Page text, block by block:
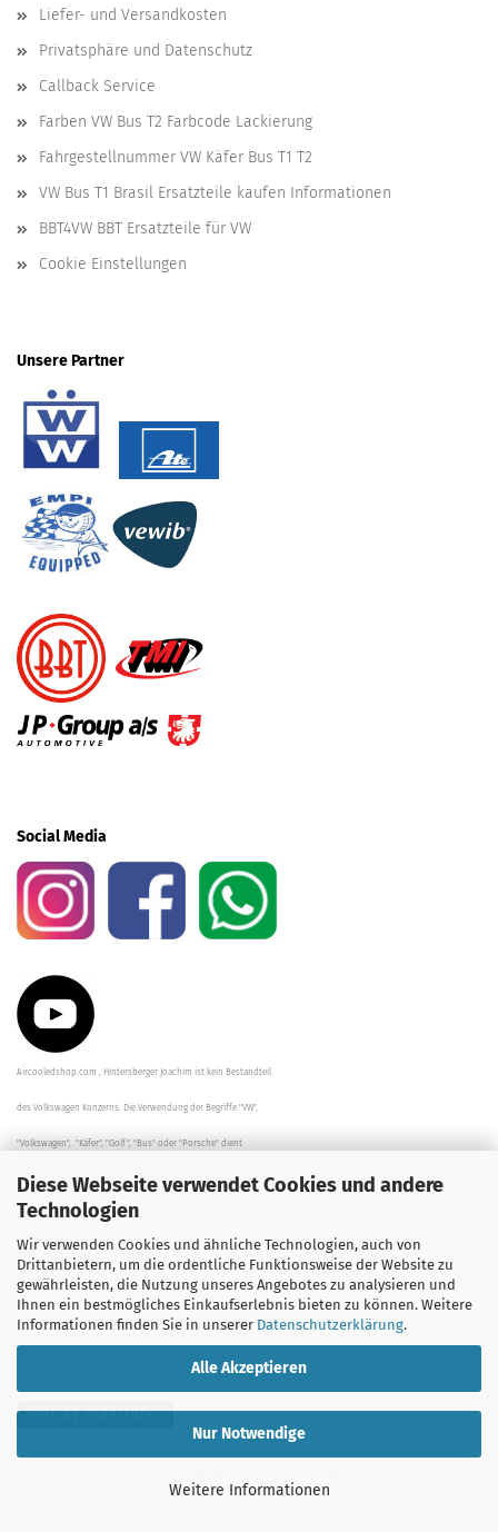
Diese Webseite verwendet Cookies und andere
Technologien
Wir verwenden Cookies und ähnliche Technologien, auch von
Drittanbietern, um die ordentliche Funktionsweise der Website zu
gewährleisten, die Nutzung unseres Angebotes zu analysieren und
Ihnen ein bestmögliches Einkaufserlebnis bieten zu können. Weitere
Informationen finden Sie in unserer Datenschutzerklärung.
Alle Akzeptieren
Nur Notwendige
Weitere Informationen
Liefer- und Versandkosten
Privatsphäre und Datenschutz
Callback Service
Farben VW Bus T2 Farbcode Lackierung
Fahrgestellnummer VW Käfer Bus T1 T2
VW Bus T1 Brasil Ersatzteile kaufen Informationen
BBT4VW BBT Ersatzteile für VW
Cookie Einstellungen
Unsere Partner
Social Media
Aircooledshop.com , Hintersberger Joachim ist kein Bestandteil
des Volkswagen Konzerns. Die Verwendung der Begriffe "VW",
"Volkswagen", "Käfer", "Golf", "Bus" oder "Porsche" dient
der Beschreibung der Teile und stellt in keinem Fall eine direkte
Verbindung zu dem Unternehmen "Volkswagen" her/da.
Die Beschreibungen, Zeichnungen und Angaben zur
Verwendung sind sorgfältig überprüft worden.
Vertrag widerrufen